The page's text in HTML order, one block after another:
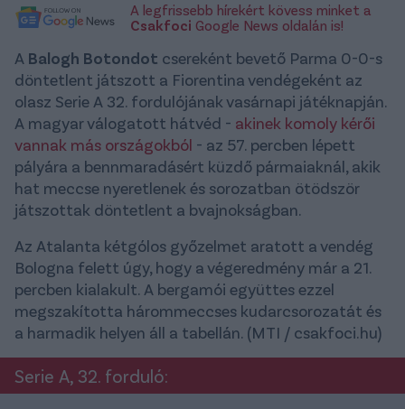
A legfrissebb hírekért kövess minket a
Csakfoci Google News oldalán is!
A Balogh Botondot csereként bevető Parma 0-0-s
döntetlent játszott a Fiorentina vendégeként az
olasz Serie A 32. fordulójának vasárnapi játéknapján.
A magyar válogatott hátvéd - akinek komoly kérői
vannak más országokból - az 57. percben lépett
pályára a bennmaradásért küzdő pármaiaknál, akik
hat meccse nyeretlenek és sorozatban ötödször
játszottak döntetlent a bvajnokságban.
Az Atalanta kétgólos győzelmet aratott a vendég
Bologna felett úgy, hogy a végeredmény már a 21.
percben kialakult. A bergamói együttes ezzel
megszakította hárommeccses kudarcsorozatát és
a harmadik helyen áll a tabellán. (MTI / csakfoci.hu)
Serie A, 32. forduló: